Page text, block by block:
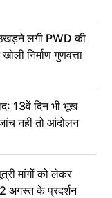
लगी PWD की
निर्माण गुणवत्ता
13वें दिन भी भूख
नहीं तो आंदोलन
मांगों को लेकर
अगस्त के प्रदर्शन